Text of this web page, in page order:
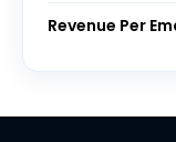
Revenue Per